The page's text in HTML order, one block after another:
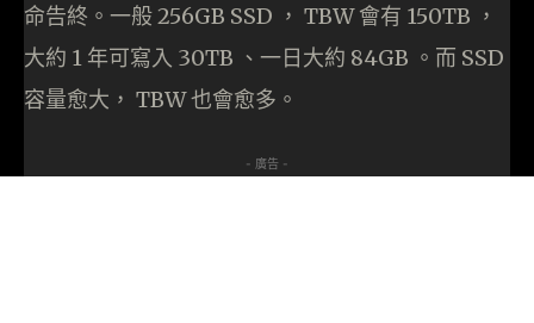
命告終。一般 256GB SSD ， TBW 會有 150TB ，
大約 1 年可寫入 30TB 、一日大約 84GB 。而 SSD
容量愈大， TBW 也會愈多。
- 廣告 -